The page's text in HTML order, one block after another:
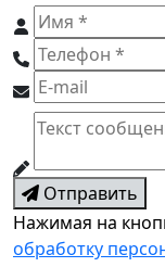
Отправить
Нажимая на
обработку